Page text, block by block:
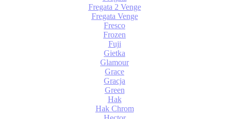
Fregata 2 Venge
Fregata Venge
Fresco
Frozen
Fuji
Gietka
Glamour
Grace
Gracja
Green
Hak
Hak Chrom